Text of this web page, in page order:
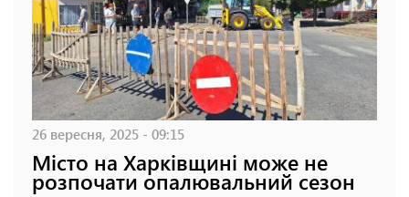
26 вересня, 2025 - 09:15
Місто на Харківщині може не
розпочати опалювальний сезон